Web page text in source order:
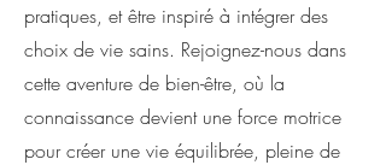
pratiques, et être inspiré à intégrer des
choix de vie sains. Rejoignez-nous dans
cette aventure de bien-être, où la
connaissance devient une force motrice
pour créer une vie équilibrée, pleine de